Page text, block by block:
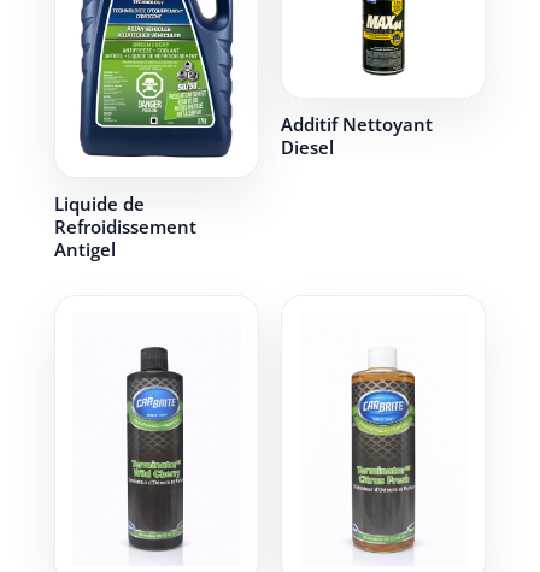
Liquide de
Refroidissement
Antigel
Additif Nettoyant
Diesel